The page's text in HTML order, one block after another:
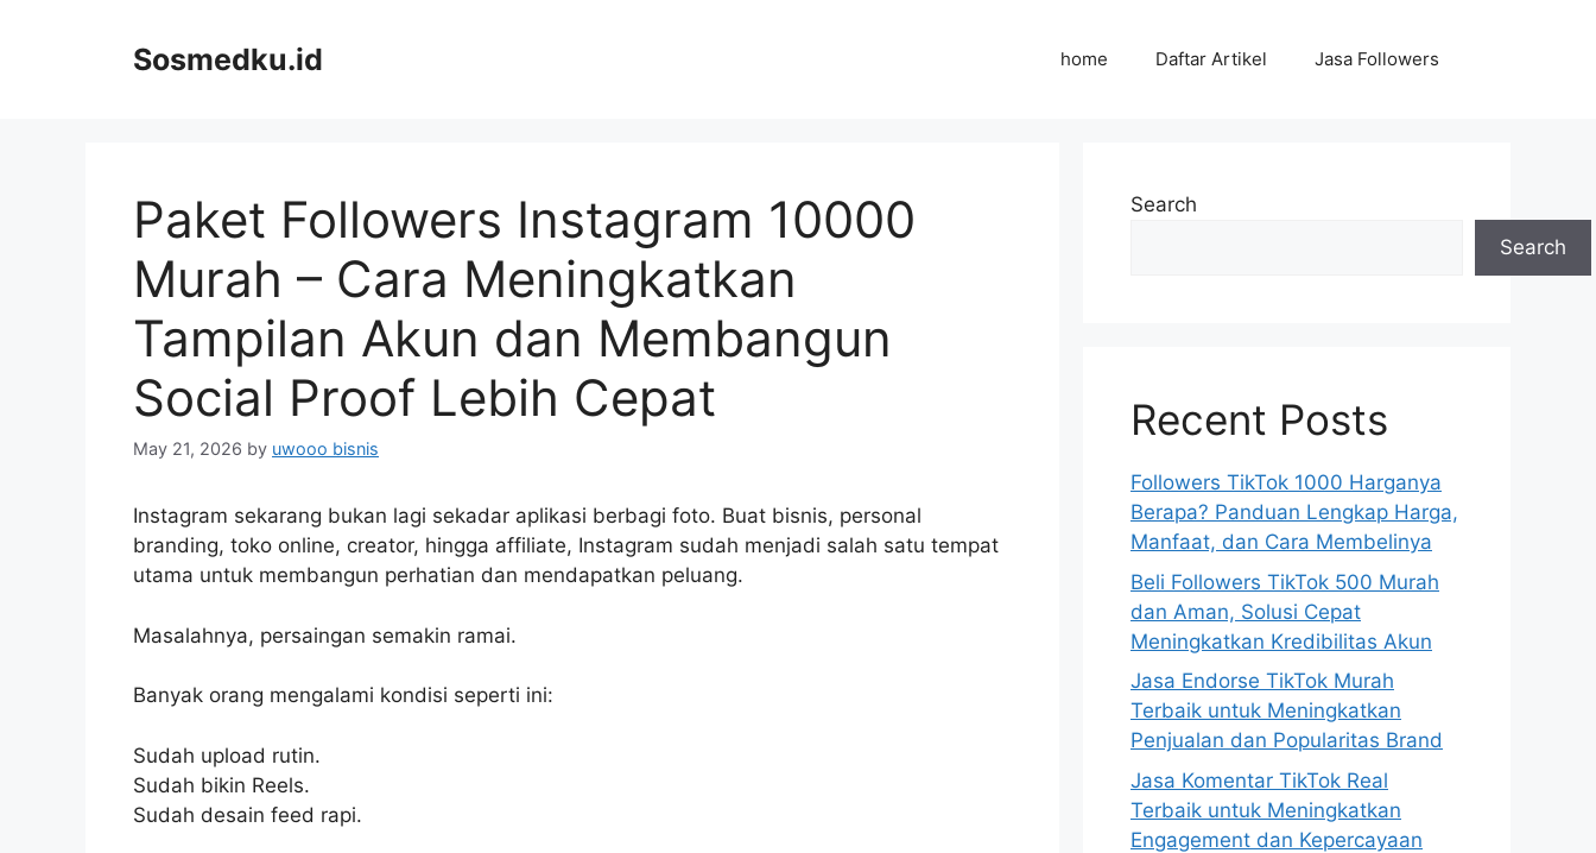
Sosmedku.id home Daftar Artikel Jasa Followers
Paket Followers Instagram 10000
Murah – Cara Meningkatkan
Tampilan Akun dan Membangun
Social Proof Lebih Cepat
May 21, 2026 by uwooo bisnis
Instagram sekarang bukan lagi sekadar aplikasi berbagi foto. Buat bisnis, personal
branding, toko online, creator, hingga affiliate, Instagram sudah menjadi salah satu tempat
utama untuk membangun perhatian dan mendapatkan peluang.
Masalahnya, persaingan semakin ramai.
Banyak orang mengalami kondisi seperti ini:
Sudah upload rutin.
Sudah bikin Reels.
Sudah desain feed rapi.
Search
Search
Recent Posts
Followers TikTok 1000 Harganya
Berapa? Panduan Lengkap Harga,
Manfaat, dan Cara Membelinya
Beli Followers TikTok 500 Murah
dan Aman, Solusi Cepat
Meningkatkan Kredibilitas Akun
Jasa Endorse TikTok Murah
Terbaik untuk Meningkatkan
Penjualan dan Popularitas Brand
Jasa Komentar TikTok Real
Terbaik untuk Meningkatkan
Engagement dan Kepercayaan